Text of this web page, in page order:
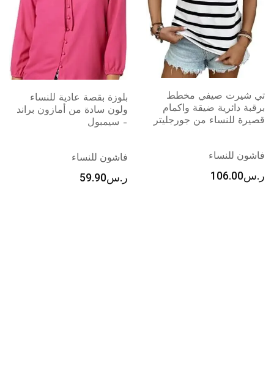
بلوزة بقصة عادية للنساء
ولون سادة من أمازون براند
– سيمبول
فاشون للنساء
ر.س59.90